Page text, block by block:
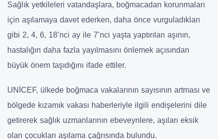
Sağlık yetkileleri vatandaşlara, boğmacadan korunmaları
için aşılamaya davet ederken, daha önce vurguladıkları
gibi 2, 4, 6, 18’nci ay ile 7’nci yaşta yaptırılan aşının,
hastalığın daha fazla yayılmasını önlemek açısından
büyük önem taşıdığını ifade ettiler.
UNİCEF, ülkede boğmaca vakalarının sayısının artması ve
bölgede kızamık vakası haberleriyle ilgili endişelerini dile
getirerek sağlık uzmanlarının ebeveynlere, aşıları eksik
olan çocukları aşılama çağrısında bulundu.